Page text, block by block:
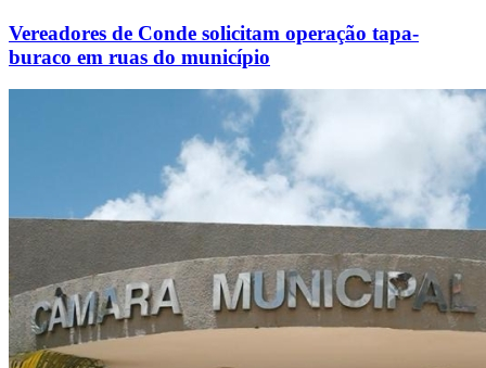
Vereadores de Conde solicitam operação tapa-
buraco em ruas do município